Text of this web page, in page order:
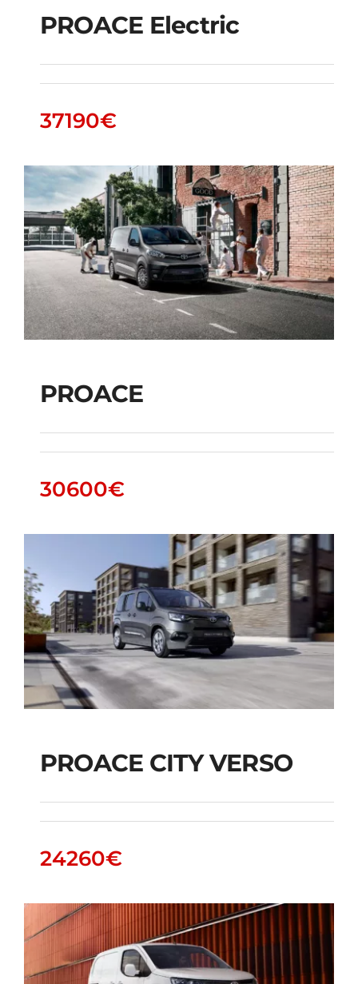
PROACE Electric
PROACE Electric
37190€
PROACE
PROACE
30600€
PROACE CITY VERSO
PROACE CITY VERSO
24260€